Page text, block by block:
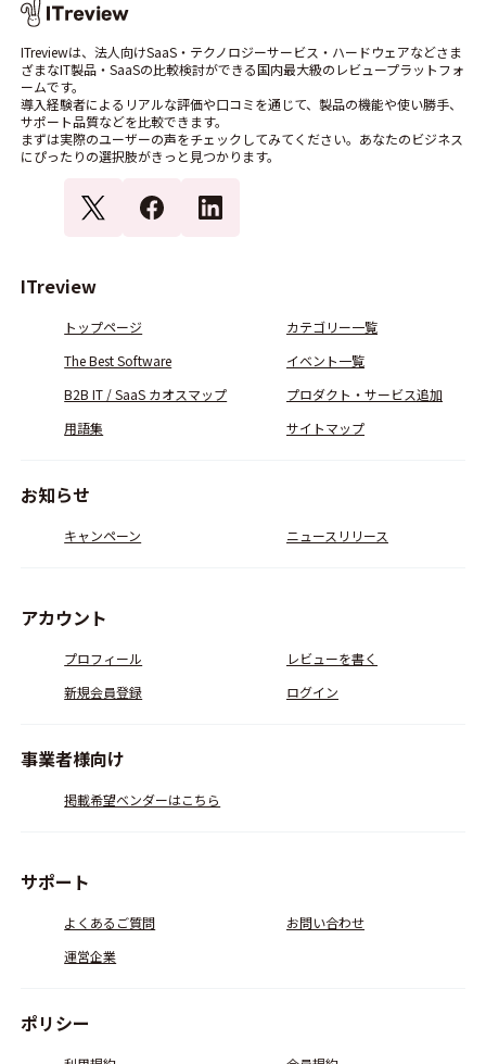
ITreviewは、法人向けSaaS・テクノロジーサービス・ハードウェアなどさま
ざまなIT製品・SaaSの比較検討ができる国内最大級のレビュープラットフォ
ームです。
導入経験者によるリアルな評価や口コミを通じて、製品の機能や使い勝手、
サポート品質などを比較できます。
まずは実際のユーザーの声をチェックしてみてください。あなたのビジネス
にぴったりの選択肢がきっと見つかります。
ITreview
トップページ
カテゴリー一覧
The Best Software
イベント一覧
B2B IT / SaaS カオスマップ
プロダクト・サービス追加
用語集
サイトマップ
お知らせ
キャンペーン ニュースリリース
アカウント
プロフィール
レビューを書く
新規会員登録
ログイン
事業者様向け
掲載希望ベンダーはこちら
サポート
よくあるご質問
お問い合わせ
運営企業
ポリシー